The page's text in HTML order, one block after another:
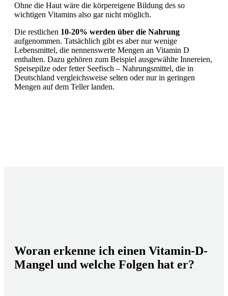
Ohne die Haut wäre die körpereigene Bildung des so
wichtigen Vitamins also gar nicht möglich.
Die restlichen 10-20% werden über die Nahrung
aufgenommen. Tatsächlich gibt es aber nur wenige
Lebensmittel, die nennenswerte Mengen an Vitamin D
enthalten. Dazu gehören zum Beispiel ausgewählte Innereien,
Speisepilze oder fetter Seefisch – Nahrungsmittel, die in
Deutschland vergleichsweise selten oder nur in geringen
Mengen auf dem Teller landen.
Woran erkenne ich einen Vitamin-D-
Mangel und welche Folgen hat er?